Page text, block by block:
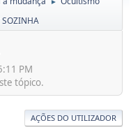
►
SOZINHA
PM
tópico.
AÇÕES DO UTILIZADOR